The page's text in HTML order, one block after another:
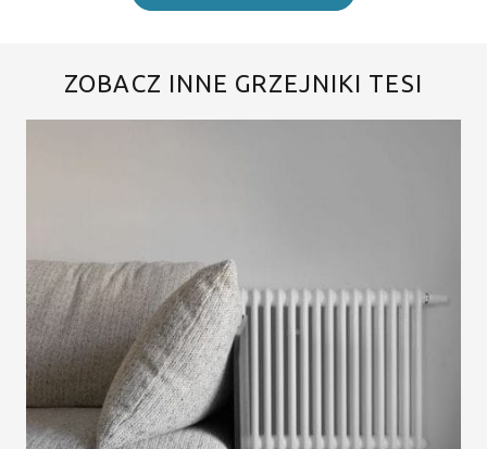
ZOBACZ INNE GRZEJNIKI TESI